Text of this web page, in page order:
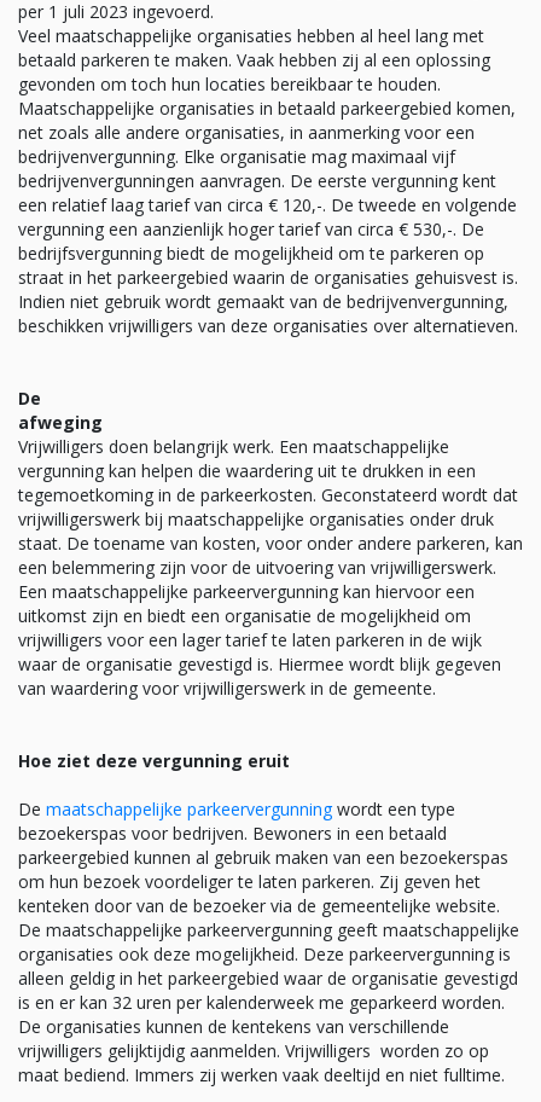
per 1 juli 2023 ingevoerd.
Veel maatschappelijke organisaties hebben al heel lang met
betaald parkeren te maken. Vaak hebben zij al een oplossing
gevonden om toch hun locaties bereikbaar te houden.
Maatschappelijke organisaties in betaald parkeergebied komen,
net zoals alle andere organisaties, in aanmerking voor een
bedrijvenvergunning. Elke organisatie mag maximaal vijf
bedrijvenvergunningen aanvragen. De eerste vergunning kent
een relatief laag tarief van circa € 120,-. De tweede en volgende
vergunning een aanzienlijk hoger tarief van circa € 530,-. De
bedrijfsvergunning biedt de mogelijkheid om te parkeren op
straat in het parkeergebied waarin de organisaties gehuisvest is.
Indien niet gebruik wordt gemaakt van de bedrijvenvergunning,
beschikken vrijwilligers van deze organisaties over alternatieven.
De
Vrijwilligers doen belangrijk werk. Een maatschappelijke
vergunning kan helpen die waardering uit te drukken in een
tegemoetkoming in de parkeerkosten. Geconstateerd wordt dat
vrijwilligerswerk bij maatschappelijke organisaties onder druk
staat. De toename van kosten, voor onder andere parkeren, kan
een belemmering zijn voor de uitvoering van vrijwilligerswerk.
Een maatschappelijke parkeervergunning kan hiervoor een
uitkomst zijn en biedt een organisatie de mogelijkheid om
vrijwilligers voor een lager tarief te laten parkeren in de wijk
waar de organisatie gevestigd is. Hiermee wordt blijk gegeven
van waardering voor vrijwilligerswerk in de gemeente.
Hoe ziet deze vergunning eruit
De maatschappelijke parkeervergunningwordt een type
bezoekerspas voor bedrijven. Bewoners in een betaald
parkeergebied kunnen al gebruik maken van een bezoekerspas
om hun bezoek voordeliger te laten parkeren. Zij geven het
kenteken door van de bezoeker via de gemeentelijke website.
De maatschappelijke parkeervergunning geeft maatschappelijke
organisaties ook deze mogelijkheid. Deze parkeervergunning is
alleen geldig in het parkeergebied waar de organisatie gevestigd
is en er kan 32 uren per kalenderweek me geparkeerd worden.
De organisaties kunnen de kentekens van verschillende
vrijwilligers gelijktijdig aanmelden. Vrijwilligers worden zo op
maat bediend. Immers zij werken vaak deeltijd en niet fulltime.